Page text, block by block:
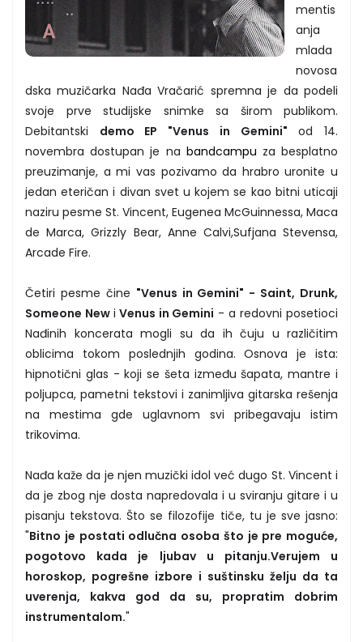
mentis
anja
mlada
novosa
dska muzičarka Nađa Vračarić spremna je da podeli
svoje prve studijske snimke sa širom publikom.
Debitantski demo EP "Venus in Gemini" od 14.
novembra dostupan je na bandcampu za besplatno
preuzimanje, a mi vas pozivamo da hrabro uronite u
jedan eteričan i divan svet u kojem se kao bitni uticaji
naziru pesme St. Vincent, Eugenea McGuinnessa, Maca
de Marca, Grizzly Bear, Anne Calvi,Sufjana Stevensa,
Arcade Fire.
Četiri pesme čine "Venus in Gemini" - Saint, Drunk,
Someone New i Venus in Gemini - a redovni posetioci
Nađinih koncerata mogli su da ih čuju u različitim
oblicima tokom poslednjih godina. Osnova je ista:
hipnotični glas - koji se šeta između šapata, mantre i
poljupca, pametni tekstovi i zanimljiva gitarska rešenja
na mestima gde uglavnom svi pribegavaju istim
trikovima.
Nađa kaže da je njen muzički idol već dugo St. Vincent i
da je zbog nje dosta napredovala i u sviranju gitare i u
pisanju tekstova. Što se filozofije tiče, tu je sve jasno:
"Bitno je postati odlučna osoba što je pre moguće,
pogotovo kada je ljubav u pitanju.Verujem u
horoskop, pogrešne izbore i suštinsku želju da ta
uverenja, kakva god da su, propratim dobrim
instrumentalom."